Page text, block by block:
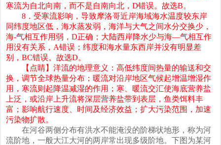
寒流为自北向南，而不是自南向北，D错误。故选B。
8．受寒流影响，导致摩洛哥近岸海域海水温度较东岸
同纬度地区低，海水蒸发弱，海洋与大气之间水分交换少，
海-气相互作用弱，D正确；大陆西岸降水少与海—气相互作
用没有关系，A错误；纬度和海水量东西岸并没有明显差
别，BC错误。故选D。
【点睛】洋流的地理意义：高低纬度间热量的输送和交
换，调节全球热量分布；暖流对沿岸地区气候起增温增湿作
用，寒流则起降温减湿的作用；寒、暖流交汇使海底营养盐
上泛，或沿岸上升流将深层营养盐带到表层，鱼类饵料丰
富；影响航行速度、时间及经济效益；扩大污染范围，加速
污染物扩散。
在河谷两侧分布有洪水不能淹没的阶梯状地形，称为河
流阶地，一般大江大河的两岸常出现多级阶地。下图为某河